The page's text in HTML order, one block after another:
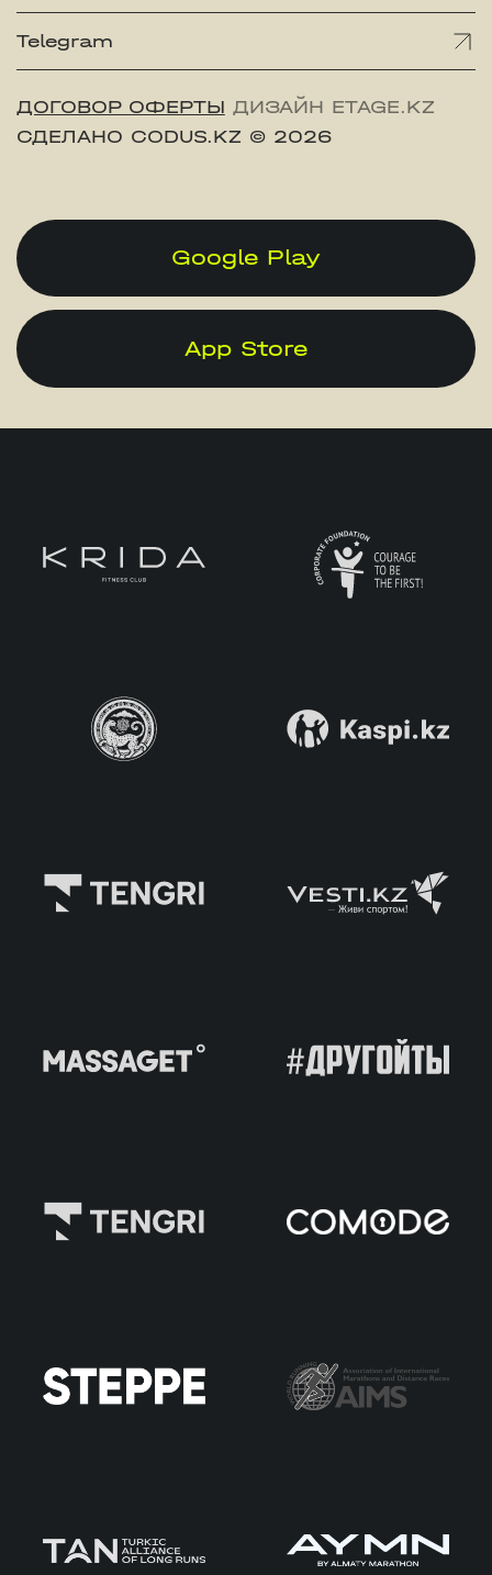
Telegram
ДОГОВОР ОФЕРТЫ ДИЗАЙН ETAGE.KZ
СДЕЛАНО CODUS.KZ © 2026
Google Play
App Store